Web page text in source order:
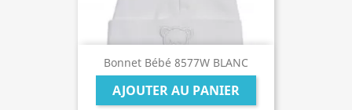
Bonnet Bébé 8577W BLANC
AJOUTER AU PANIER